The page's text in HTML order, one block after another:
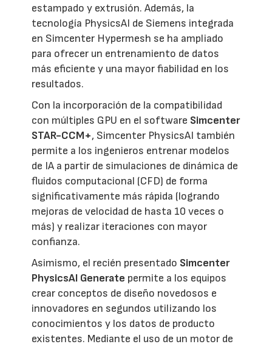
estampado y extrusión. Además, la
tecnología PhysicsAI de Siemens integrada
en Simcenter Hypermesh se ha ampliado
para ofrecer un entrenamiento de datos
más eficiente y una mayor fiabilidad en los
resultados.
Con la incorporación de la compatibilidad
con múltiples GPU en el software Simcenter
STAR-CCM+, Simcenter PhysicsAI también
permite a los ingenieros entrenar modelos
de IA a partir de simulaciones de dinámica de
fluidos computacional (CFD) de forma
significativamente más rápida (logrando
mejoras de velocidad de hasta 10 veces o
más) y realizar iteraciones con mayor
confianza.
Asimismo, el recién presentado Simcenter
PhysicsAI Generate permite a los equipos
crear conceptos de diseño novedosos e
innovadores en segundos utilizando los
conocimientos y los datos de producto
existentes. Mediante el uso de un motor de